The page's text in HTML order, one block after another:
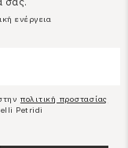
ενέργεια
πολιτική προστασίας
Petridi